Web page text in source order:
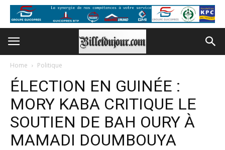
Home Politique
ÉLECTION EN GUINÉE :
MORY KABA CRITIQUE LE
SOUTIEN DE BAH OURY À
MAMADI DOUMBOUYA